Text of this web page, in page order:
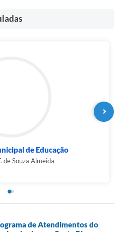
de Educação
de Souza Almeida
de Atendimentos do